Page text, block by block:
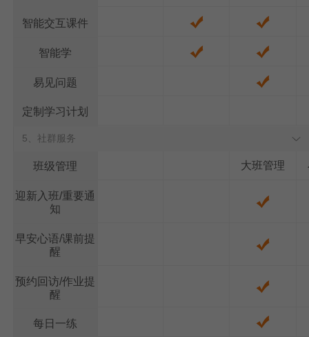
智能交互课件
智能学
易见问题
定制学习计划
5、社群服务
班级管理
迎新入班/重要通
知
早安心语/课前提
醒
预约回访/作业提
醒
每日一练
大班管理